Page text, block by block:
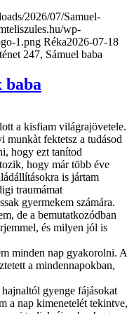
2026/07/Samuel-
wp-
1.png Réka2026-07-18
247, Sámuel baba
baba
a kisfiam világrajövetele.
munkàt fektetsz a tudásod
hogy ezt tanítod
hogy már több éve
is jártam
traumámat
gyermekem számára.
de a bemutatkozódban
és milyen jól is
minden nap gyakorolni. A
a mindennapokban,
gyenge fájásokat
a nap kimenetelét tekintve,